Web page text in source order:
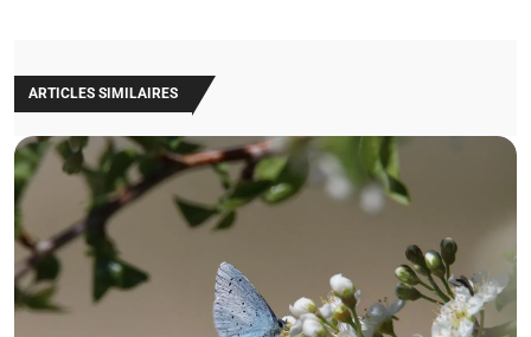
ARTICLES SIMILAIRES